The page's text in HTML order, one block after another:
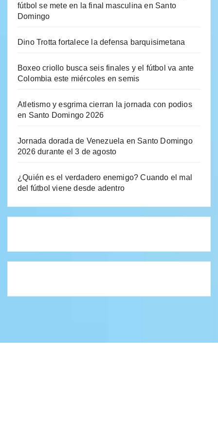
fútbol se mete en la final masculina en Santo
Domingo
Dino Trotta fortalece la defensa barquisimetana
Boxeo criollo busca seis finales y el fútbol va ante
Colombia este miércoles en semis
Atletismo y esgrima cierran la jornada con podios
en Santo Domingo 2026
Jornada dorada de Venezuela en Santo Domingo
2026 durante el 3 de agosto
¿Quién es el verdadero enemigo? Cuando el mal
del fútbol viene desde adentro